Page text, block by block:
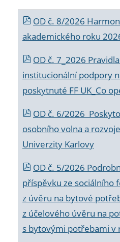
OD č. 8/2026
akademického roku
OD č. 7_2026
institucionální podpory
poskytnuté FF UK_Co
OD č. 6/2026
osobního volna a
Univerzity Karlovy
OD č. 5/2026
příspěvku ze sociálního
z úvěru na bytové
z účelového úvěru na
s bytovými potřebami v